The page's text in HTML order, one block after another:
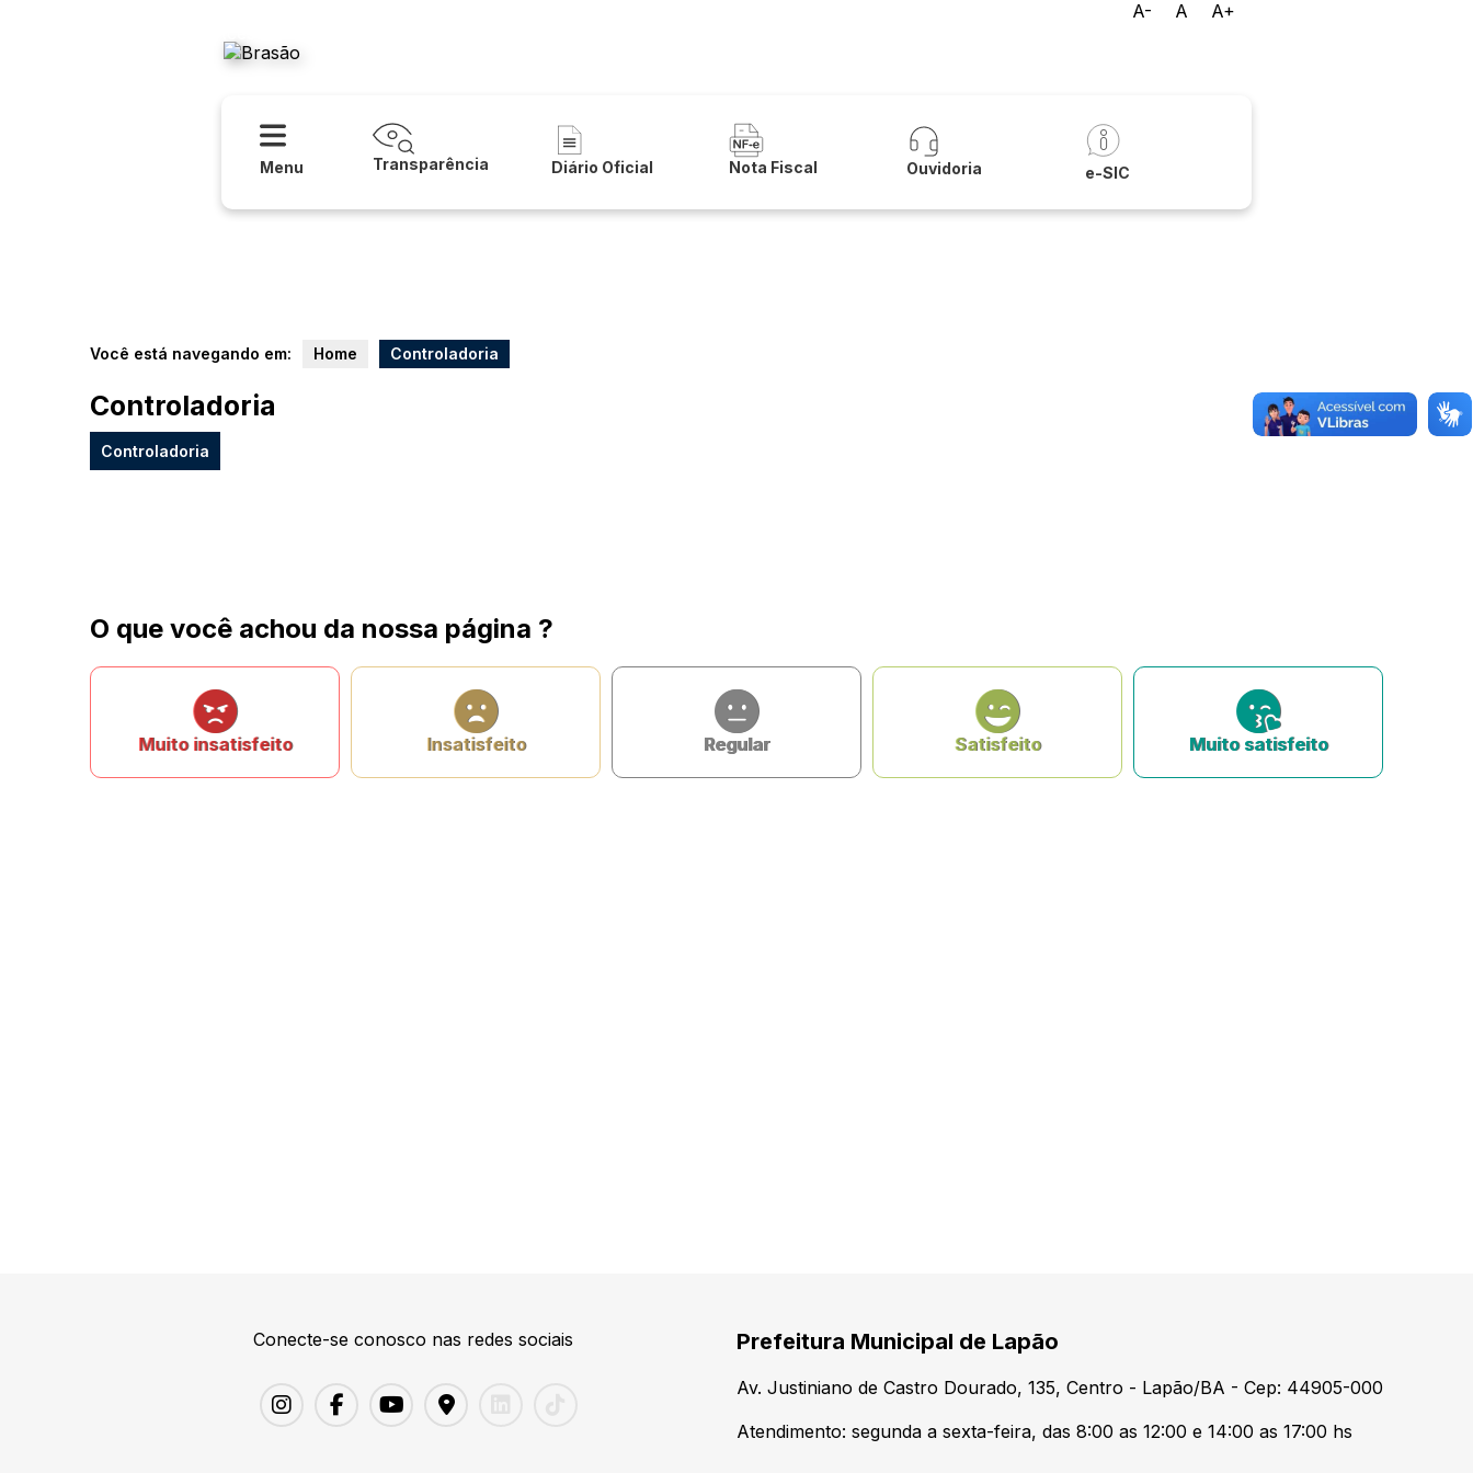
A- A
A+
Menu Transparência Diário Oficial Nota Fiscal Ouvidoria e-SIC
Você está navegando em: Home Controladoria
Controladoria
Controladoria
O que você achou da nossa página ?
Muito insatisfeito Insatisfeito Regular Satisfeito Muito satisfeito
Conecte-se conosco nas redes sociais Prefeitura Municipal de Lapão
Av. Justiniano de Castro Dourado, 135, Centro - Lapão/BA - Cep: 44905-000
Atendimento: segunda a sexta-feira, das 8:00 as 12:00 e 14:00 as 17:00 hs